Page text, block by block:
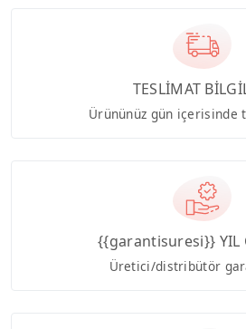
TESLİMAT
Ürününüz gün
{{garantisuresi}} YIL
Üretici/distribütör